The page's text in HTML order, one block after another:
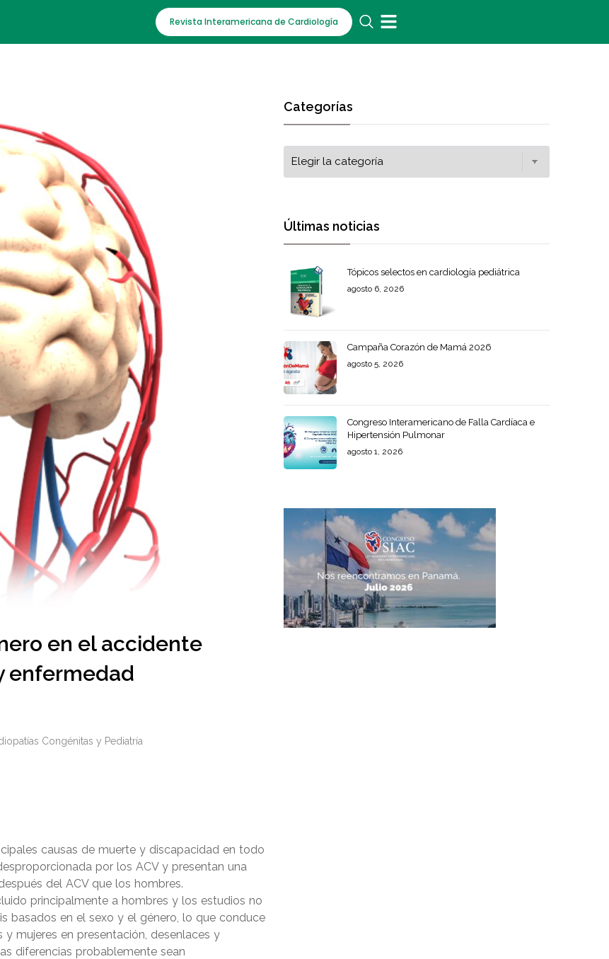
Revista Interamericana de Cardiología
en el accidente
enfermedad
Congénitas y Pediatría
causas de muerte y discapacidad en todo
por los ACV y presentan una
del ACV que los hombres.
principalmente a hombres y los estudios no
basados ​​en el sexo y el género, lo que conduce
mujeres en presentación, desenlaces y
diferencias probablemente sean
Categorías
Últimas noticias
Tópicos selectos en cardiología pediátrica
agosto 6, 2026
Campaña Corazón de Mamá 2026
agosto 5, 2026
Congreso Interamericano de Falla Cardíaca e
Hipertensión Pulmonar
agosto 1, 2026